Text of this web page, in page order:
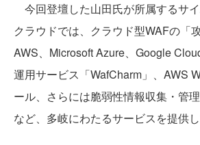
今回登壇した山田氏が所属するサ
クラウドでは、クラウド型WAFの「
AWS、Microsoft Azure、Google
運用サービス「WafCharm」、AWS
ール、さらには脆弱性情報収集・管
など、多岐にわたるサービスを提供し